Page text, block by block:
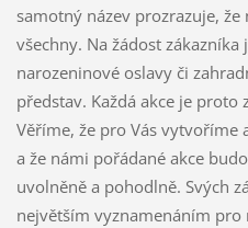
samotný název prozrazuje,
všechny. Na žádost
narozeninové oslavy či
představ. Každá akce je proto
Věříme, že pro Vás
a že námi pořádané akce
uvolněně a pohodlně. Svých
největším vyznamenáním pro